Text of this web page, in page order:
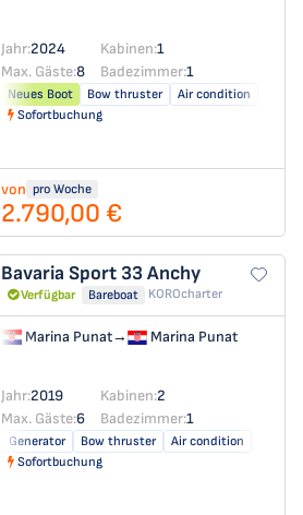
Jahr:2024 Kabinen:1
Max. Gäste:8 Badezimmer:1
Neues Boot Bow thruster
Air condition
Sofortbuchung
von pro Woche
2.790,00 €
Bavaria Sport 33Anchy
Verfügbar Bareboat KOROcharter
Marina Punat→ Marina Punat
Jahr:2019 Kabinen:2
Max. Gäste:6 Badezimmer:1
Generator Bow thruster
Air condition
Sofortbuchung